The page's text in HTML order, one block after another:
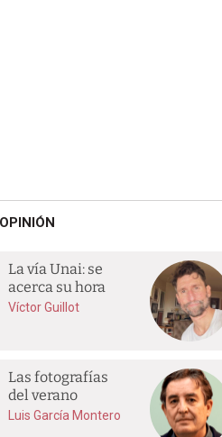
OPINIÓN
La vía Unai: se
acerca su hora
Víctor Guillot
Las fotografías
del verano
Luis García Montero